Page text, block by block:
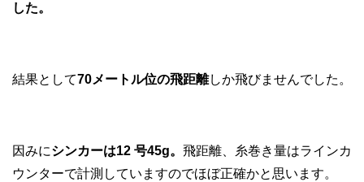
した。
結果として70メートル位の飛距離しか飛びませんでした。
因みにシンカーは12 号45g。 飛距離、糸巻き量はラインカ
ウンターで計測していますのでほぼ正確かと思います。